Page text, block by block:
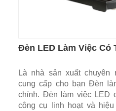
Đèn LED Làm Việc Có
Là nhà sản xuất chuyên
cung cấp cho bạn Đèn
chỉnh. Đèn làm việc LED
công cụ linh hoạt và